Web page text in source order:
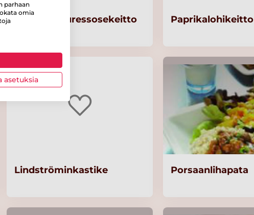
Pehmeä juuressosekeitto Paprikalohikeitto
Lindströminkastike Porsaanlihapata
parhaan
omia
asetuksia